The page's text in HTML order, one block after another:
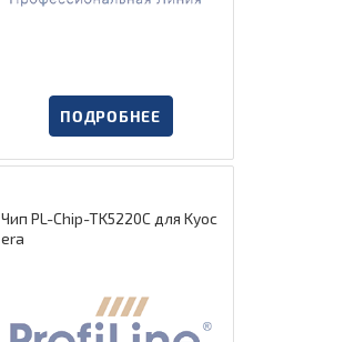
ПОДРОБНЕЕ
Чип PL-Chip-TK5220C для Kyoc
era